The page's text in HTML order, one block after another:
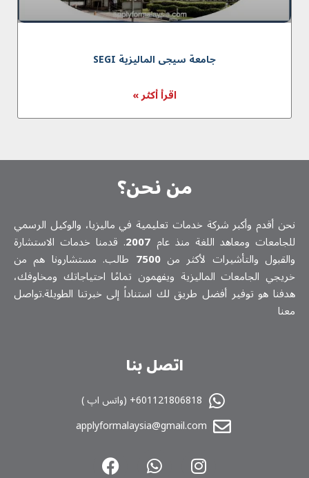
جامعة سیجی المالیزیة SEGI
اقرأ أكثر »
من نحن؟
نحن أقدم وأكبر شركة خدمات تعلیمیة في ماليزيا، والوكيل الرسمي
للجامعات ومعاهد اللغة منذ عام 2007. قدمنا خدمات الاستشارة
والقبول والتأشيرات لأكثر من7500 طالب. مستشارونا هم من
خريجي الجامعات الماليزية ويفهمون تمامًا احتياجاتك ومخاوفك،
هدفنا هو توفير أفضل طريق لك استناداً إلى خبرتنا الطويلة.تواصل
معنا
اتصل بنا
601121806818+ (واتس اپ )
applyformalaysia@gmail.com